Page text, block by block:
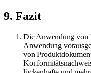
9. Fazit
Die Anwendung von
Anwendung
von